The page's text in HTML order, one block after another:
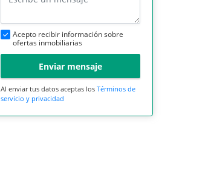
Acepto recibir información sobre
ofertas inmobiliarias
Enviar mensaje
Al enviar tus datos aceptas los Términos de
servicio y privacidad